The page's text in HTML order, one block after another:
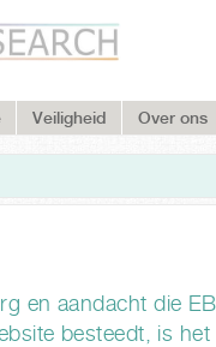
Veiligheid Over ons
en aandacht die
besteedt, is